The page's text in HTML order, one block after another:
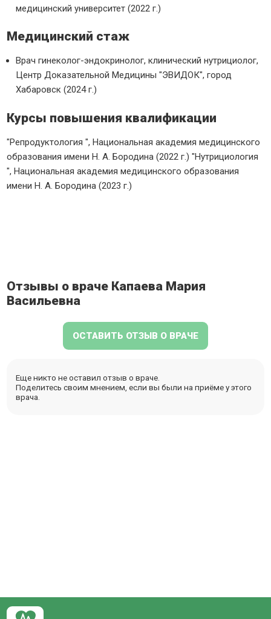
медицинский университет (2022 г.)
Медицинский стаж
Врач гинеколог-эндокринолог, клинический нутрициолог,
Центр Доказательной Медицины "ЭВИДОК", город
Хабаровск (2024 г.)
Курсы повышения квалификации
"Репродуктология ", Национальная академия медицинского
образования имени Н. А. Бородина (2022 г.) "Нутрициология
", Национальная академия медицинского образования
имени Н. А. Бородина (2023 г.)
Отзывы о враче Капаева Мария
Васильевна
ОСТАВИТЬ ОТЗЫВ О ВРАЧЕ
Еще никто не оставил отзыв о враче.
Поделитесь своим мнением, если вы были на приёме у этого
врача.